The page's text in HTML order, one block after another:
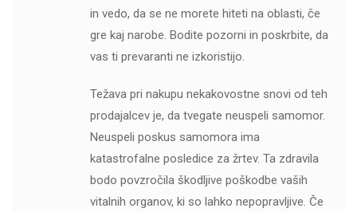
in vedo, da se ne morete hiteti na oblasti, če
gre kaj narobe. Bodite pozorni in poskrbite, da
vas ti prevaranti ne izkoristijo.
Težava pri nakupu nekakovostne snovi od teh
prodajalcev je, da tvegate neuspeli samomor.
Neuspeli poskus samomora ima
katastrofalne posledice za žrtev. Ta zdravila
bodo povzročila škodljive poškodbe vaših
vitalnih organov, ki so lahko nepopravljive. Če